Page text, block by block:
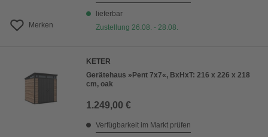
Merken
lieferbar
Zustellung 26.08. - 28.08.
KETER
Gerätehaus »Pent 7x7«, BxHxT: 216 x 226 x 218
cm, oak
1.249,00 €
Verfügbarkeit im Markt prüfen